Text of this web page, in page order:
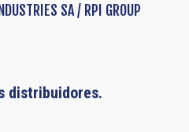
SA / RPI GROUP
distribuidores.